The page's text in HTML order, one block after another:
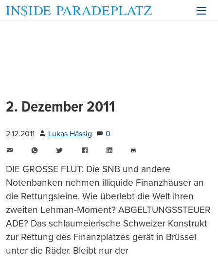
2. Dezember 2011
2.12.2011 Lukas Hässig
0
WhatsAppTwitter FacebookLinkedIn
drucken
DIE GROSSE FLUT: Die SNB und andere
Notenbanken nehmen illiquide Finanzhäuser an
die Rettungsleine. Wie überlebt die Welt ihren
zweiten Lehman-Moment? ABGELTUNGSSTEUER
ADE? Das schlaumeierische Schweizer Konstrukt
zur Rettung des Finanzplatzes gerät in Brüssel
unter die Räder. Bleibt nur der